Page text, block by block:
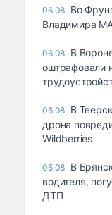
06.08 Во
Владимира
06.08 В
оштрафовали
06.08 В
дрона
Wildberries
05.08 В
водителя,
ДТП